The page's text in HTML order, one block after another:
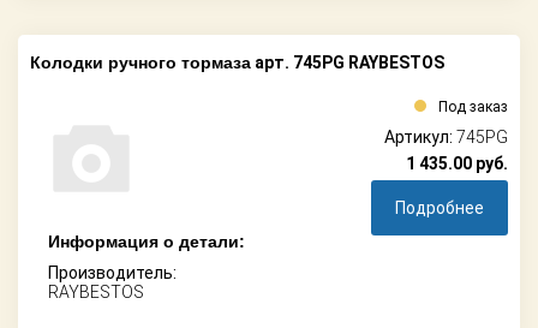
Колодки ручного тормаза арт. 745PG RAYBESTOS
Информация о детали:
Производитель:
RAYBESTOS
Под заказ
Артикул: 745PG
1 435.00 руб.
Подробнее